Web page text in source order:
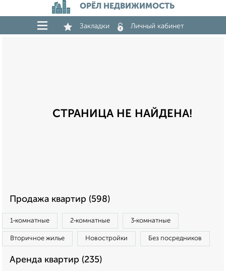
ОРЁЛ НЕДВИЖИМОСТЬ
Закладки Личный кабинет
СТРАНИЦА НЕ НАЙДЕНА!
Продажа квартир (598)
1‑комнатные 2‑комнатные 3‑комнатные
Вторичное жилье Новостройки Без посредников
Аренда квартир (235)